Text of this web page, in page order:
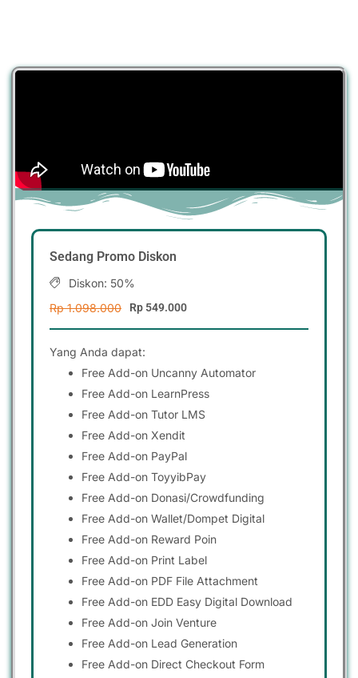
Sedang Promo Diskon
Diskon: 50%
Rp 1.098.000
Rp 549.000
Yang Anda dapat:
Free Add-on Uncanny Automator
Free Add-on LearnPress
Free Add-on Tutor LMS
Free Add-on Xendit
Free Add-on PayPal
Free Add-on ToyyibPay
Free Add-on Donasi/Crowdfunding
Free Add-on Wallet/Dompet Digital
Free Add-on Reward Poin
Free Add-on Print Label
Free Add-on PDF File Attachment
Free Add-on EDD Easy Digital Download
Free Add-on Join Venture
Free Add-on Lead Generation
Free Add-on Direct Checkout Form